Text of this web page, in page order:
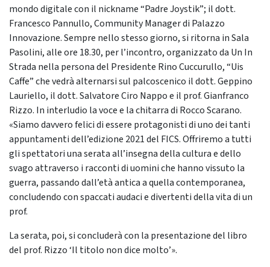
mondo digitale con il nickname “Padre Joystik”; il dott.
Francesco Pannullo, Community Manager di Palazzo
Innovazione. Sempre nello stesso giorno, si ritorna in Sala
Pasolini, alle ore 18.30, per l’incontro, organizzato da Un In
Strada nella persona del Presidente Rino Cuccurullo, “Uis
Caffe” che vedrà alternarsi sul palcoscenico il dott. Geppino
Lauriello, il dott. Salvatore Ciro Nappo e il prof. Gianfranco
Rizzo. In interludio la voce e la chitarra di Rocco Scarano.
«Siamo davvero felici di essere protagonisti di uno dei tanti
appuntamenti dell’edizione 2021 del FICS. Offriremo a tutti
gli spettatori una serata all’insegna della cultura e dello
svago attraverso i racconti di uomini che hanno vissuto la
guerra, passando dall’età antica a quella contemporanea,
concludendo con spaccati audaci e divertenti della vita di un
prof.
La serata, poi, si concluderà con la presentazione del libro
del prof. Rizzo ‘Il titolo non dice molto’».